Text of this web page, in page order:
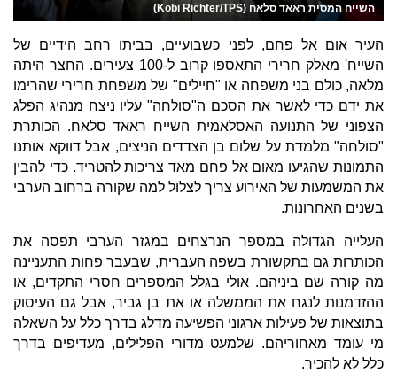
השייח המסית ראאד סלאח (Kobi Richter/TPS)
העיר אום אל פחם, לפני כשבועיים, בביתו רחב הידיים של
השייח' מאלק חרירי התאספו קרוב ל-100 צעירים. החצר היתה
מלאה, כולם בני משפחה או "חיילים" של משפחת חרירי שהרימו
את ידם כדי לאשר את הסכם ה"סולחה" עליו ניצח מנהיג הפלג
הצפוני של התנועה האסלאמית השייח ראאד סלאח. הכותרת
"סולחה" מלמדת על שלום בן הצדדים הניצים, אבל דווקא אותנו
התמונות שהגיעו מאום אל פחם מאד צריכות להטריד. כדי להבין
את המשמעות של האירוע צריך לצלול למה שקורה ברחוב הערבי
בשנים האחרונות.
העלייה הגדולה במספר הנרצחים במגזר הערבי תפסה את
הכותרות גם בתקשורת בשפה העברית, שבעבר פחות התעניינה
מה קורה שם ביניהם. אולי בגלל המספרים חסרי התקדים, או
ההזדמנות לנגח את הממשלה או את בן גביר, אבל גם העיסוק
בתוצאות של פעילות ארגוני הפשיעה מדלג בדרך כלל על השאלה
מי עומד מאחוריהם. שלמעט מדורי הפלילים, מעדיפים בדרך
כלל לא להכיר.